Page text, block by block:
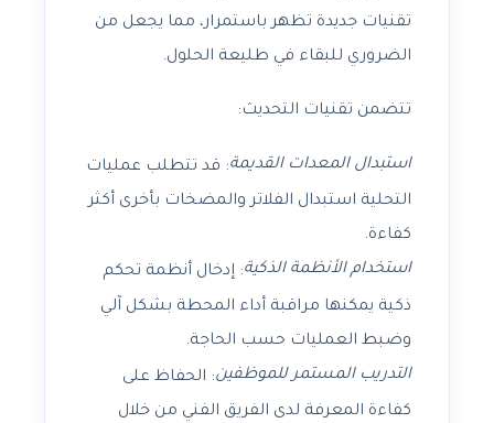
تقنيات جديدة تظهر باستمرار، مما يجعل من
الضروري للبقاء في طليعة الحلول.
تتضمن تقنيات التحديث:
استبدال المعدات القديمة: قد تتطلب عمليات
التحلية استبدال الفلاتر والمضخات بأخرى أكثر
كفاءة.
استخدام الأنظمة الذكية: إدخال أنظمة تحكم
ذكية يمكنها مراقبة أداء المحطة بشكل آلي
وضبط العمليات حسب الحاجة.
التدريب المستمر للموظفين: الحفاظ على
كفاءة المعرفة لدى الفريق الفني من خلال